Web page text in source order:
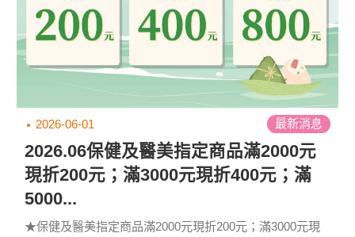
2026-06-01 最新消息
2026.06保健及醫美指定商品滿2000元
現折200元；滿3000元現折400元；滿
5000...
★保健及醫美指定商品滿2000元現折200元；滿3000元現